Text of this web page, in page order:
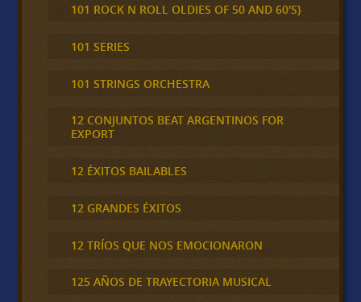
101 ROCK N ROLL OLDIES OF 50 AND 60'S}
101 SERIES
101 STRINGS ORCHESTRA
12 CONJUNTOS BEAT ARGENTINOS FOR
EXPORT
12 ÉXITOS BAILABLES
12 GRANDES ÉXITOS
12 TRÍOS QUE NOS EMOCIONARON
125 AÑOS DE TRAYECTORIA MUSICAL